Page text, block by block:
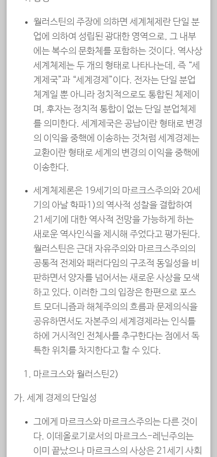
월러스틴의 주장에 의하면 세계체제란 단일 분
업에 의하여 성립된 광대한 영역으로, 그 내부
에는 복수의 문화체를 포함하는 것이다. 역사상
세계체제는 두 개의 형태로 나타나는데, 즉 “세
계제국”과 “세계경제”이다. 전자는 단일 분업
체계일 뿐 아니라 정치적으로도 통합된 체제이
며, 후자는 정치적 통합이 없는 단일 분업체제
를 의미한다. 세계제국은 공납이란 형태로 변경
의 이익을 중핵에 이송하는 것처럼 세계경제는
교환이란 형태로 세계의 변경의 이익을 중핵에
이송한다.
세계체제론은 19세기의 마르크스주의와 20세
기의 아날 학파1)의 역사적 성찰을 결합하여
21세기에 대한 역사적 전망을 가능하게 하는
새로운 역사인식을 제시해 주었다고 평가된다.
월러스틴은 근대 자유주의와 마르크스주의의
공통적 전제와 패러다임의 구조적 동일성을 비
판하면서 양자를 넘어서는 새로운 사상을 모색
하고 있다. 이러한 그의 입장은 한편으로 포스
트 모더니즘과 해체주의의 흐름과 문제의식을
공유하면서도 자본주의 세계경제라는 인식틀
하에 거시적인 전체사를 추구한다는 점에서 독
특한 위치를 차지한다고 할 수 있다.
마르크스와 월러스틴2)
가. 세계 경제의 단일성
그에게 마르크스와 마르크스주의는 다른 것이
다. 이데올로기로서의 마르크스-레닌주의는
이미 끝났으나 마르크스의 사상은 21세기 사회